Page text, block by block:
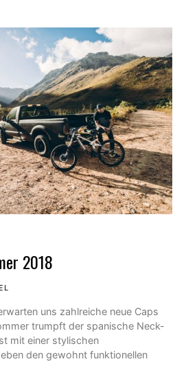
2018
uns zahlreiche neue Caps
trumpft der spanische Neck-
mit einer stylischen
den gewohnt funktionellen